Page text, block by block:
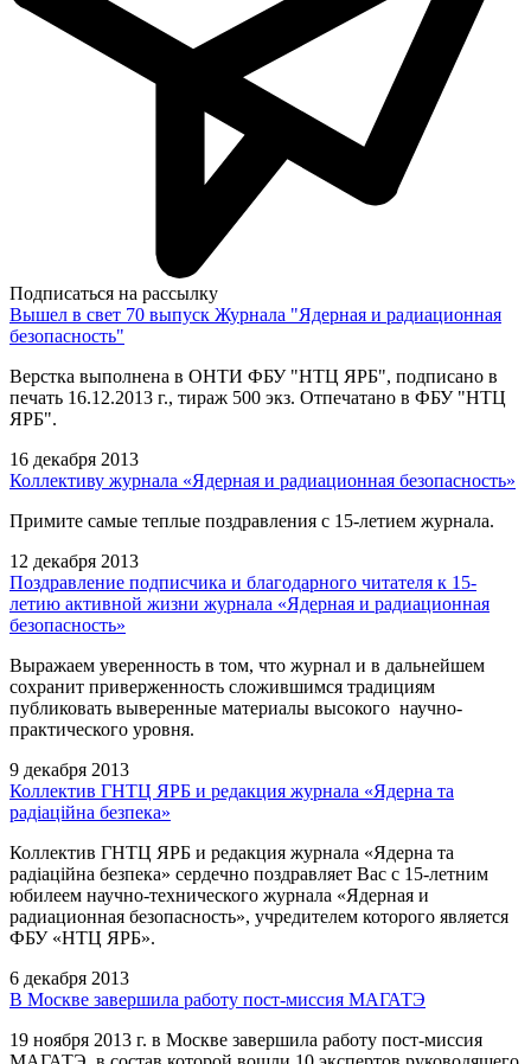
Подписаться на рассылку
Вышел в свет 70 выпуск Журнала "Ядерная и радиационная
безопасность"
Верстка выполнена в ОНТИ ФБУ "НТЦ ЯРБ", подписано в
печать 16.12.2013 г., тираж 500 экз. Отпечатано в ФБУ "НТЦ
ЯРБ".
16 декабря 2013
Коллективу журнала «Ядерная и радиационная безопасность»
Примите самые теплые поздравления с 15-летием журнала.
12 декабря 2013
Поздравление подписчика и благодарного читателя к 15-
летию активной жизни журнала «Ядерная и радиационная
безопасность»
Выражаем уверенность в том, что журнал и в дальнейшем
сохранит приверженность сложившимся традициям
публиковать выверенные материалы высокого научно-
практического уровня.
9 декабря 2013
Коллектив ГНТЦ ЯРБ и редакция журнала «Ядерна та
радіаційна безпека»
Коллектив ГНТЦ ЯРБ и редакция журнала «Ядерна та
радіаційна безпека» сердечно поздравляет Вас с 15-летним
юбилеем научно-технического журнала «Ядерная и
радиационная безопасность», учредителем которого является
ФБУ «НТЦ ЯРБ».
6 декабря 2013
В Москве завершила работу пост-миссия МАГАТЭ
19 ноября 2013 г. в Москве завершила работу пост-миссия